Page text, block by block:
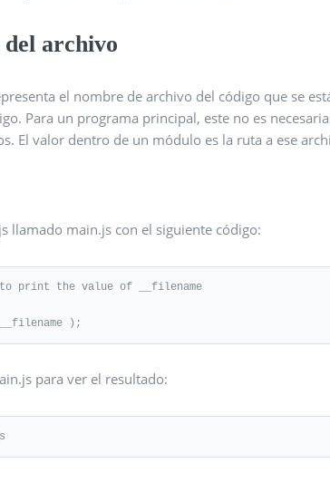
del archivo
el nombre de archivo del código que se
Para un programa principal, este no es
El valor dentro de un módulo es la ruta a ese
llamado main.js con el siguiente código:
print the value of __filename
);
para ver el resultado: